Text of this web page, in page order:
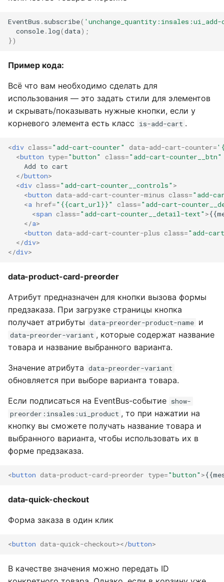
EventBus . subscribe(
console. log(data);
})
Пример кода:
Всё что вам необходимо сделать для
использования — это задать стили для элементов
и скрывать/показывать нужные кнопки, если у
корневого элемента есть класс
is-add-cart .
<div class="add-cart-counter" data-add-cart-counter=
<button type="button" class="add-cart-counter__btn"
    Add to cart
</button>
<div class="add-cart-counter__controls" >
<button data-add-cart-counter-minus class="add-
<a href="{{cart_url}}" class="add-cart-
<span class="add-cart-counter__detail-text" >
</a>
<button data-add-cart-counter-plus class="add-
</div>
</div>
data-product-card-preorder
Атрибут предназначен для кнопки вызова формы
предзаказа. При загрузке страницы кнопка
получает атрибуты data-preorder-product-name и
data-preorder-variant , которые содержат название
товара и название выбранного варианта.
Значение атрибута data-preorder-variant
обновляется при выборе варианта товара.
Если подписаться на EventBus-событие show-
preorder:insales:ui_product , то при нажатии на
кнопку вы сможете получать название товара и
выбранного варианта, чтобы использовать их в
форме предзаказа.
<button data-product-card-preorder type="button" >
data-quick-checkout
Форма заказа в один клик
<button data-quick-checkout></button>
В качестве значения можно передать ID